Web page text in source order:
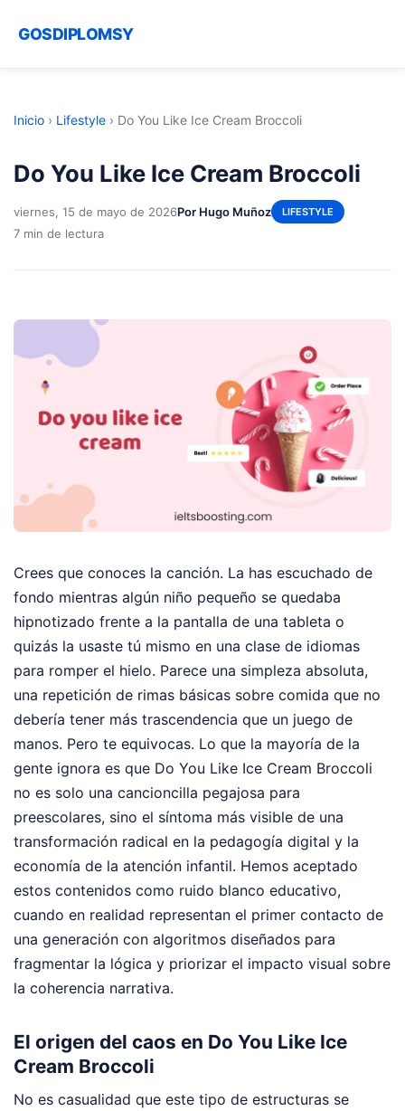
GOSDIPLOMSY
Inicio › Lifestyle › Do You Like Ice Cream Broccoli
Do You Like Ice Cream Broccoli
viernes, 15 de mayo de 2026Por Hugo Muñoz LIFESTYLE
7 min de lectura
Crees que conoces la canción. La has escuchado de
fondo mientras algún niño pequeño se quedaba
hipnotizado frente a la pantalla de una tableta o
quizás la usaste tú mismo en una clase de idiomas
para romper el hielo. Parece una simpleza absoluta,
una repetición de rimas básicas sobre comida que no
debería tener más trascendencia que un juego de
manos. Pero te equivocas. Lo que la mayoría de la
gente ignora es que Do You Like Ice Cream Broccoli
no es solo una cancioncilla pegajosa para
preescolares, sino el síntoma más visible de una
transformación radical en la pedagogía digital y la
economía de la atención infantil. Hemos aceptado
estos contenidos como ruido blanco educativo,
cuando en realidad representan el primer contacto de
una generación con algoritmos diseñados para
fragmentar la lógica y priorizar el impacto visual sobre
la coherencia narrativa.
El origen del caos en Do You Like Ice
Cream Broccoli
No es casualidad que este tipo de estructuras se